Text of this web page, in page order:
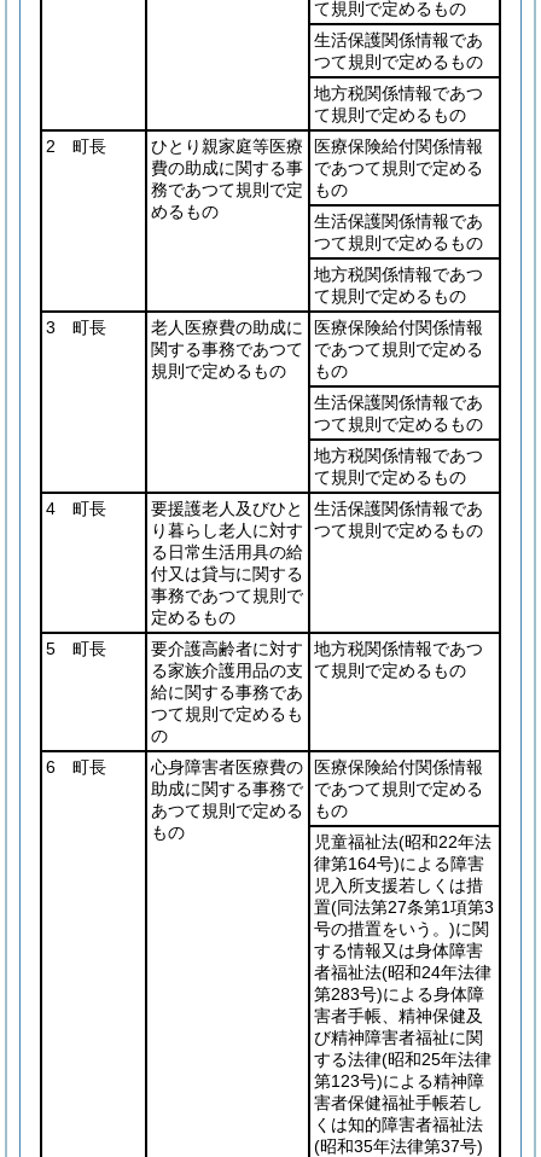
て規則で定めるもの
生活保護関係情報であ
つて規則で定めるもの
地方税関係情報であつ
て規則で定めるもの
2 町長
ひとり親家庭等医療
費の助成に関する事
務であつて規則で定
めるもの
医療保険給付関係情報
であつて規則で定める
もの
生活保護関係情報であ
つて規則で定めるもの
地方税関係情報であつ
て規則で定めるもの
3 町長
老人医療費の助成に
関する事務であつて
規則で定めるもの
医療保険給付関係情報
であつて規則で定める
もの
生活保護関係情報であ
つて規則で定めるもの
地方税関係情報であつ
て規則で定めるもの
4 町長
要援護老人及びひと
り暮らし老人に対す
る日常生活用具の給
付又は貸与に関する
事務であつて規則で
定めるもの
生活保護関係情報であ
つて規則で定めるもの
5 町長
要介護高齢者に対す
る家族介護用品の支
給に関する事務であ
つて規則で定めるも
の
地方税関係情報であつ
て規則で定めるもの
6 町長
心身障害者医療費の
助成に関する事務で
あつて規則で定める
もの
医療保険給付関係情報
であつて規則で定める
もの
児童福祉法(昭和22年法
律第164号)による障害
児入所支援若しくは措
置(同法第27条第1項第3
号の措置をいう。)に関
する情報又は身体障害
者福祉法(昭和24年法律
第283号)による身体障
害者手帳、精神保健及
び精神障害者福祉に関
する法律(昭和25年法律
第123号)による精神障
害者保健福祉手帳若し
くは知的障害者福祉法
(昭和35年法律第37号)